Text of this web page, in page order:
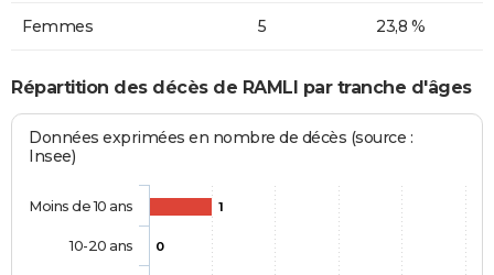
Femmes 5 23,8 %
Répartition des décès de RAMLI par tranche d'âges
Données exprimées en nombre de décès (source :
Insee)
1
0
Moins de 10 ans
10-20 ans